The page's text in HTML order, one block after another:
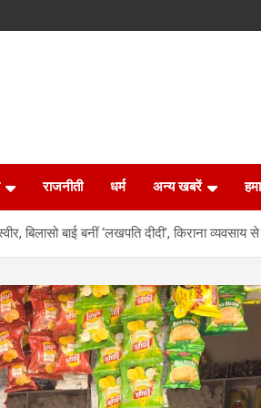
राजनीती धर्म अन्य खबरें
बिलासो बाई बनीं ‘लखपति दीदी’, किराना